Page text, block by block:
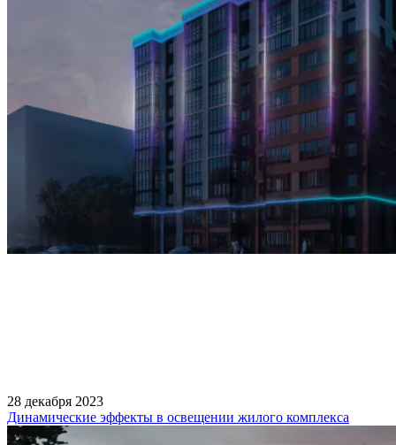
28 декабря 2023
Динамические эффекты в освещении жилого комплекса